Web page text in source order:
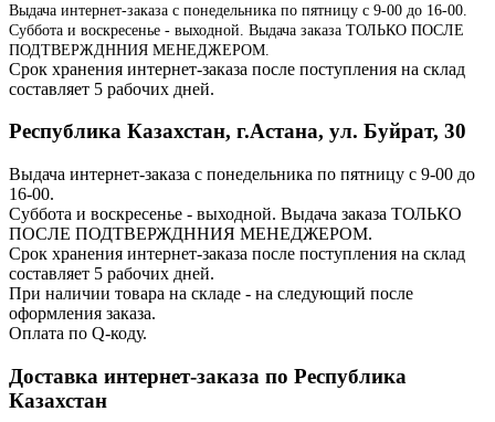
Выдача интернет-заказа с понедельника по пятницу с 9-00 до 16-00.
Суббота и воскресенье - выходной. Выдача заказа ТОЛЬКО ПОСЛЕ
ПОДТВЕРЖДННИЯ МЕНЕДЖЕРОМ.
Срок хранения интернет-заказа после поступления на склад
составляет 5 рабочих дней.
Республика Казахстан, г.Астана, ул. Буйрат, 30
Выдача интернет-заказа с понедельника по пятницу с 9-00 до
16-00.
Суббота и воскресенье - выходной. Выдача заказа ТОЛЬКО
ПОСЛЕ ПОДТВЕРЖДННИЯ МЕНЕДЖЕРОМ.
Срок хранения интернет-заказа после поступления на склад
составляет 5 рабочих дней.
При наличии товара на складе - на следующий после
оформления заказа.
Оплата по Q-коду.
Доставка интернет-заказа по Республика
Казахстан